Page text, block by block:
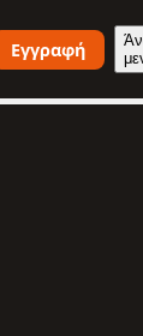
Εγγραφή